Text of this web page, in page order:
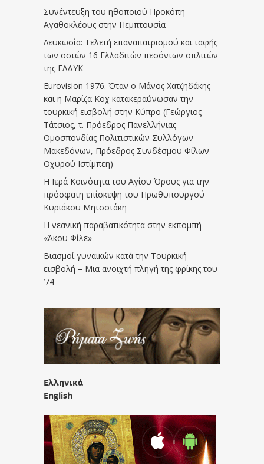
Συνέντευξη του ηθοποιού Προκόπη
Αγαθοκλέους στην Πεμπτουσία
Λευκωσία: Τελετή επαναπατρισμού και ταφής
των οστών 16 Ελλαδιτών πεσόντων οπλιτών
της ΕΛΔΥΚ
Eurovision 1976. Όταν ο Μάνος Χατζηδάκης
και η Μαρίζα Κοχ κατακεραύνωσαν την
τουρκική εισβολή στην Κύπρο (Γεώργιος
Τάτσιος, τ. Πρόεδρος Πανελλήνιας
Ομοσπονδίας Πολιτιστικών Συλλόγων
Μακεδόνων, Πρόεδρος Συνδέσμου Φίλων
Οχυρού Ιστίμπεη)
Η Ιερά Κοινότητα του Αγίου Όρους για την
πρόσφατη επίσκεψη του Πρωθυπουργού
Κυριάκου Μητσοτάκη
Η νεανική παραβατικότητα στην εκπομπή
«Άκου Φίλε»
Βιασμοί γυναικών κατά την Τουρκική
εισβολή – Μια ανοιχτή πληγή της φρίκης του
’74
Ελληνικά
English